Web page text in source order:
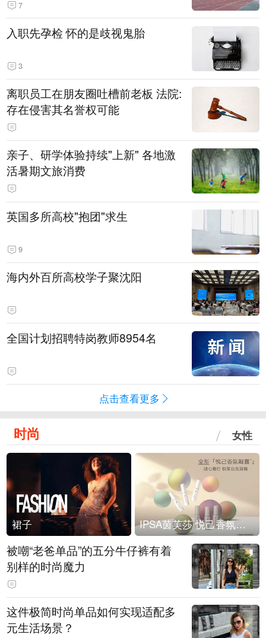
7
入职先孕检 怀的是歧视鬼胎
3
离职员工在朋友圈吐槽前老板 法院:
存在侵害其名誉权可能
亲子、研学体验持续"上新" 各地激
活暑期文旅消费
英国多所高校"抱团"求生
9
海内外百所高校学子聚沈阳
全国计划招聘特岗教师8954名
点击查看更多
时尚 女性
裙子 IPSA茵芙莎 悦己香氛凝露上市
被嘲“老爸单品”的五分牛仔裤有着
别样的时尚魔力
这件极简时尚单品如何实现适配多
元生活场景？